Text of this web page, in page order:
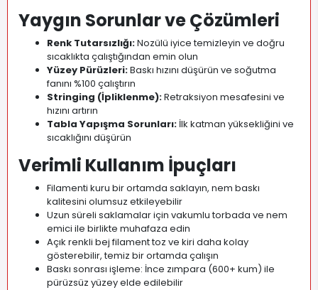
Yaygın Sorunlar ve Çözümleri
Renk Tutarsızlığı:Nozülü iyice temizleyin ve doğru
sıcaklıkta çalıştığından emin olun
Yüzey Pürüzleri:Baskı hızını düşürün ve soğutma
fanını %100 çalıştırın
Stringing (İpliklenme):Retraksiyon mesafesini ve
hızını artırın
Tabla Yapışma Sorunları: İlk katman yüksekliğini ve
sıcaklığını düşürün
Verimli Kullanım İpuçları
Filamenti kuru bir ortamda saklayın, nem baskı
kalitesini olumsuz etkileyebilir
Uzun süreli saklamalar için vakumlu torbada ve nem
emici ile birlikte muhafaza edin
Açık renkli bej filament toz ve kiri daha kolay
gösterebilir, temiz bir ortamda çalışın
Baskı sonrası işleme: İnce zımpara (600+ kum) ile
pürüzsüz yüzey elde edilebilir